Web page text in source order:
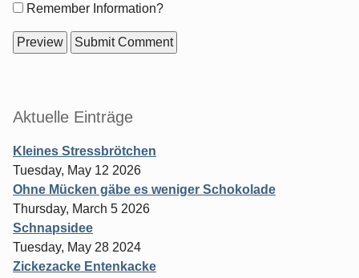
FormRemember Information?
Aktuelle Einträge
Kleines Stressbrötchen
Tuesday, May 12 2026
Ohne Mücken gäbe es weniger Schokolade
Thursday, March 5 2026
Schnapsidee
Tuesday, May 28 2024
Zickezacke Entenkacke